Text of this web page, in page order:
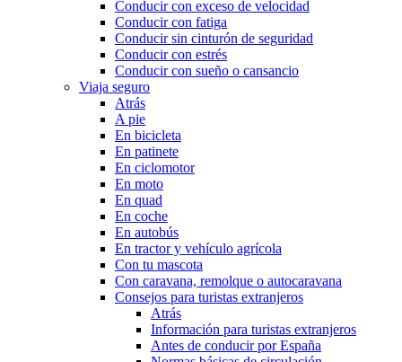
Conducir con exceso de velocidad
Conducir con fatiga
Conducir sin cinturón de seguridad
Conducir con estrés
Conducir con sueño o cansancio
Viaja seguro
Atrás
A pie
En bicicleta
En patinete
En ciclomotor
En moto
En quad
En coche
En autobús
En tractor y vehículo agrícola
Con tu mascota
Con caravana, remolque o autocaravana
Consejos para turistas extranjeros
Atrás
Información para turistas extranjeros
Antes de conducir por España